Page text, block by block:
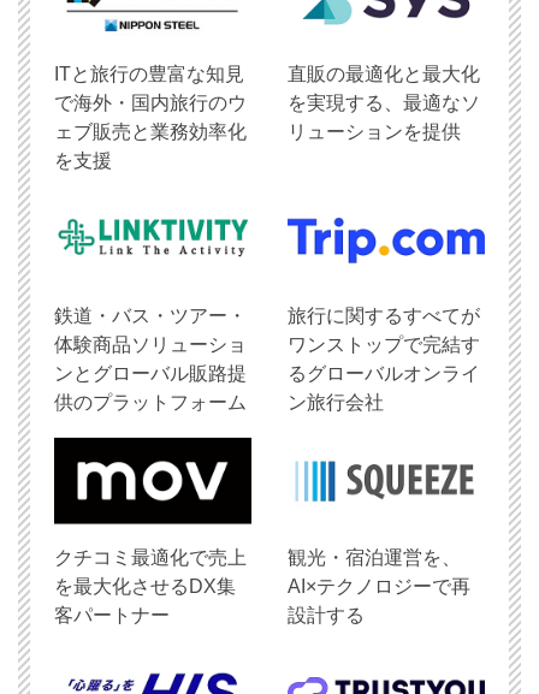
ITと旅行の豊富な知見
で海外・国内旅行のウ
ェブ販売と業務効率化
を支援
直販の最適化と最大化
を実現する、最適なソ
リューションを提供
鉄道・バス・ツアー・
体験商品ソリューショ
ンとグローバル販路提
供のプラットフォーム
旅行に関するすべてが
ワンストップで完結す
るグローバルオンライ
ン旅行会社
クチコミ最適化で売上
を最大化させるDX集
客パートナー
観光・宿泊運営を、
AI×テクノロジーで再
設計する